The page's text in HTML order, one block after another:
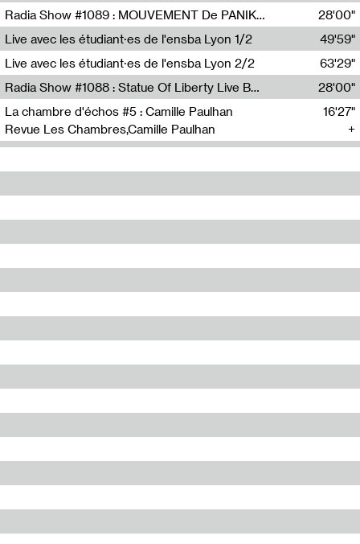
Nima Henryon,Athéna Noël,Amir Genillon,Ibourayane Ahmadi,Manelle Cherrih,Honorine Gibello,John Weeber,Manon JosephRadia Show #1089 : MOUVEMENT De PANIK (Radio Panik)
Radio Panik
28'00"
Live avec les étudiant·es de l'ensba Lyon 1/2
49'59"
Live avec les étudiant·es de l'ensba Lyon 2/2
63'29"
Radia Show #1088 : Statue Of Liberty Live By Ed Baxter (Resonance)
Resonance
28'00"
La chambre d'échos #5 : Camille Paulhan
Revue Les Chambres,Camille Paulhan
16'27"